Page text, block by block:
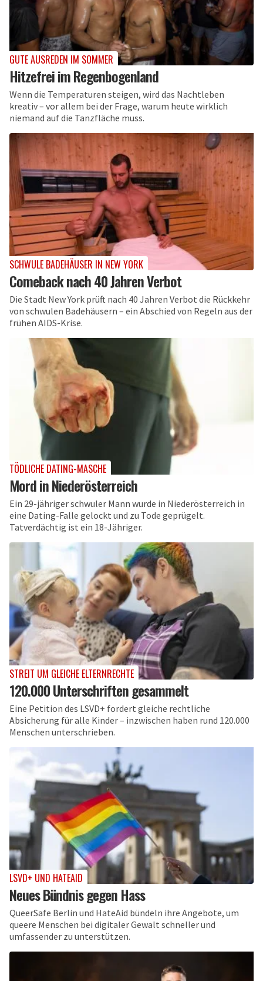
GUTE AUSREDEN IM SOMMER
Hitzefrei im Regenbogenland
Wenn die Temperaturen steigen, wird das Nachtleben
kreativ – vor allem bei der Frage, warum heute wirklich
niemand auf die Tanzfläche muss.
SCHWULE BADEHÄUSER IN NEW YORK
Comeback nach 40 Jahren Verbot
Die Stadt New York prüft nach 40 Jahren Verbot die Rückkehr
von schwulen Badehäusern – ein Abschied von Regeln aus der
frühen AIDS-Krise.
TÖDLICHE DATING-MASCHE
Mord in Niederösterreich
Ein 29-jähriger schwuler Mann wurde in Niederösterreich in
eine Dating-Falle gelockt und zu Tode geprügelt.
Tatverdächtig ist ein 18-Jähriger.
STREIT UM GLEICHE ELTERNRECHTE
120.000 Unterschriften gesammelt
Eine Petition des LSVD+ fordert gleiche rechtliche
Absicherung für alle Kinder – inzwischen haben rund 120.000
Menschen unterschrieben.
LSVD+ UND HATEAID
Neues Bündnis gegen Hass
QueerSafe Berlin und HateAid bündeln ihre Angebote, um
queere Menschen bei digitaler Gewalt schneller und
umfassender zu unterstützen.